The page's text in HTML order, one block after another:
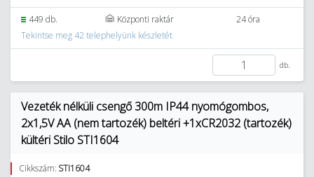
449 db. Központi raktár
24 óra
Tekintse meg 42 telephelyünk készletét
db.
Vezeték nélküli csengő 300m IP44 nyomógombos,
2x1,5V AA (nem tartozék) beltéri +1xCR2032 (tartozék)
kültéri Stilo STI1604
Cikkszám: STI1604